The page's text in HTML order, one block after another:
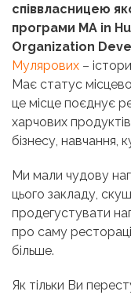
співвласницею
програми MA in
Organization
Мулярових –
Має статус
це місце поєднує
харчових
бізнесу, навчання,
Ми мали чудову
цього закладу,
продегустувати
про саму
більше.
Як тільки Ви